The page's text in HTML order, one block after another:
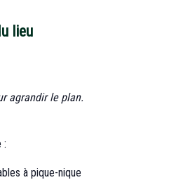
lieu
agrandir le plan.
:
à pique-nique